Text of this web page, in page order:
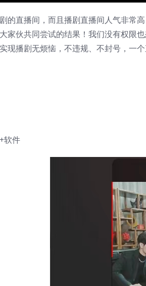
的直播间，而且播剧直播间人气非常
家伙共同尝试的结果！我们没有权限
现播剧无烦恼，不违规、不封号，一
软件